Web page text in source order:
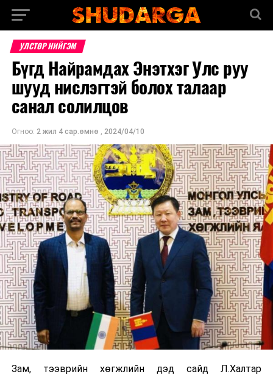
УЛСТӨР НИЙГЭМ
Бүгд Найрамдах Энэтхэг Улс руу
шууд нислэгтэй болох талаар
санал солилцов
Огноо: 2 жил 4 сар.өмнө , 2024/04/10
Зам, тээврийн хөгжлийн дэд сайд Л.Халтар